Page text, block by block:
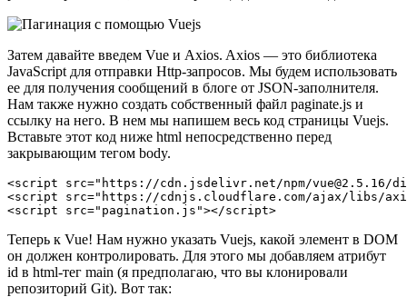
Затем давайте введем Vue и Axios. Axios — это библиотека
JavaScript для отправки Http-запросов. Мы будем использовать
ее для получения сообщений в блоге от JSON-заполнителя.
Нам также нужно создать собственный файл paginate.js и
ссылку на него. В нем мы напишем весь код страницы Vuejs.
Вставьте этот код ниже html непосредственно перед
закрывающим тегом body.
<script src="https://cdn.jsdelivr.net/npm/vue@2.5.16/
<script src="https://cdnjs.cloudflare.com/ajax/libs/
Теперь к Vue! Нам нужно указать Vuejs, какой элемент в DOM
он должен контролировать. Для этого мы добавляем атрибут
id в html-тег main (я предполагаю, что вы клонировали
репозиторий Git). Вот так: